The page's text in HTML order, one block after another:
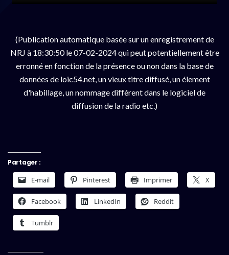
(Publication automatique basée sur un enregistrement de
NRJ à 18:30:50 le 07-02-2024 qui peut potentiellement être
erronné en fonction de la présence ou non dans la base de
données de loic54.net, un vieux titre diffusé, un élement
d'habillage, un nommage différent dans le logiciel de
diffusion de la radio etc.)
Partager :
E-mail Pinterest Imprimer X
Facebook LinkedIn Reddit
Tumblr